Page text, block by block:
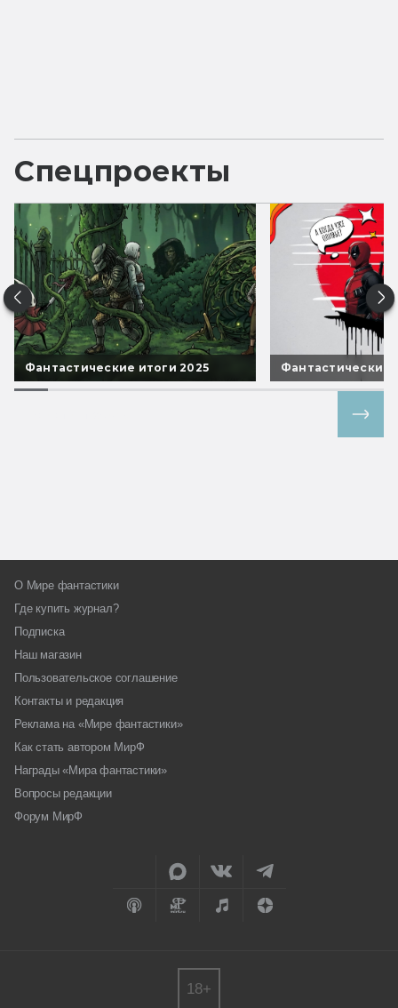
Спецпроекты
Фантастические итоги 2025 Фантастические
О Мире фантастики
Где купить журнал?
Подписка
Наш магазин
Пользовательское соглашение
Контакты и редакция
Реклама на «Мире фантастики»
Как стать автором МирФ
Награды «Мира фантастики»
Вопросы редакции
Форум МирФ
18+